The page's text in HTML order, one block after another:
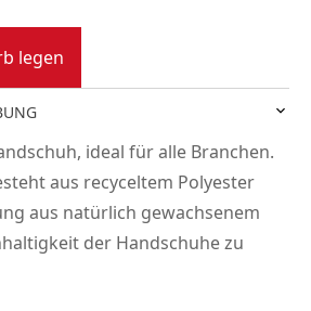
legen
ideal für alle Branchen.
aus recyceltem Polyester
aus natürlich gewachsenem
der Handschuhe zu